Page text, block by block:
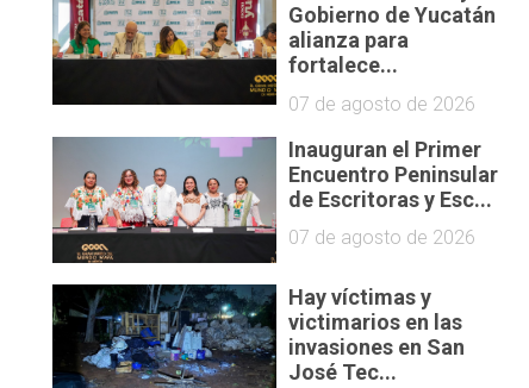
Gobierno de Yucatán
alianza para
fortalece...
07 de agosto de 2026
Inauguran el Primer
Encuentro Peninsular
de Escritoras y Esc...
07 de agosto de 2026
Hay víctimas y
victimarios en las
invasiones en San
José Tec...